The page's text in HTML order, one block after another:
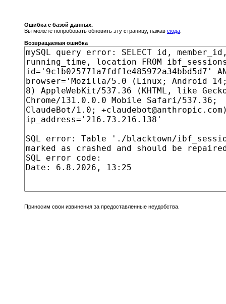
Ошибка с базой данных.
Вы можете попробовать обновить эту страницу, нажав сюда
Возвращаемая ошибка
Приносим свои извинения за предоставленные неудобства.